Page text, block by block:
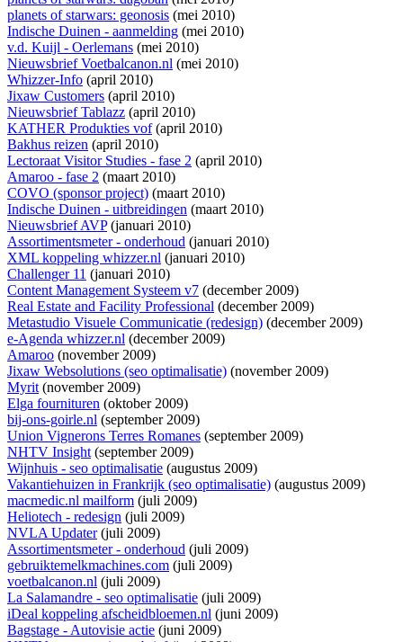
planets of starwars: geonosis (mei 2010)
Indische Duinen - aanmelding (mei 2010)
v.d. Kuijl - Oerlemans (mei 2010)
Nieuwsbrief Voetbalcanon.nl (mei 2010)
Whizzer-Info (april 2010)
Jixaw Customers (april 2010)
Nieuwsbrief Tablazz (april 2010)
KATHER Produkties vof(april 2010)
Bakhus reizen (april 2010)
Lectoraat Visitor Studies - fase 2 (april 2010)
Amaroo - fase 2 (maart 2010)
COVO (sponsor project) (maart 2010)
Indische Duinen - uitbreidingen (maart 2010)
Nieuwsbrief AVP(januari 2010)
Assortimentsmeter - onderhoud (januari 2010)
XML koppeling whizzer.nl (januari 2010)
Challenger 11 (januari 2010)
Content Management Systeem v7 (december 2009)
Real Estate and Facility Professional (december 2009)
Metastudio Visuele Communicatie (redesign) (december 2009)
e-Agenda whizzer.nl (december 2009)
Amaroo (november 2009)
Jixaw Websolutions (seo optimalisatie) (november 2009)
Myrit(november 2009)
Elga fournituren (oktober 2009)
bij-ons-goirle.nl (september 2009)
Union Vignerons Terres Romanes (september 2009)
NHTV Insight(september 2009)
Wijnhuis - seo optimalisatie (augustus 2009)
Vakantiehuizen in Frankrijk (seo optimalisatie) (augustus 2009)
macmedic.nl mailform (juli 2009)
Heliotech - redesign (juli 2009)
NVLA Updater(juli 2009)
Assortimentsmeter - onderhoud (juli 2009)
gebruiktemelkmachines.com (juli 2009)
voetbalcanon.nl (juli 2009)
La Salamandre - seo optimalisatie (juli 2009)
iDeal koppeling afscheidbloemen.nl (juni 2009)
Bagstage - Autovisie actie (juni 2009)